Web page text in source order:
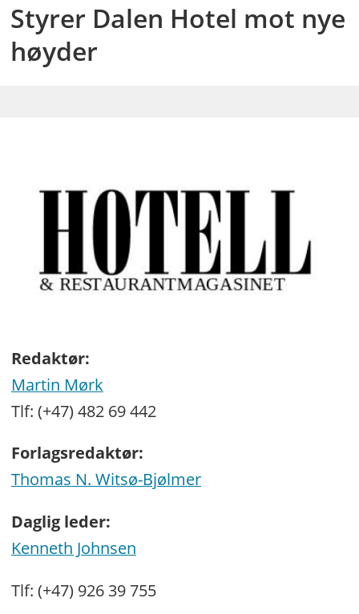
Styrer Dalen Hotel mot nye
høyder
Redaktør:
Martin Mørk
Tlf: (+47) 482 69 442
Forlagsredaktør:
Thomas N. Witsø-Bjølmer
Daglig leder:
Kenneth Johnsen
Tlf: (+47) 926 39 755